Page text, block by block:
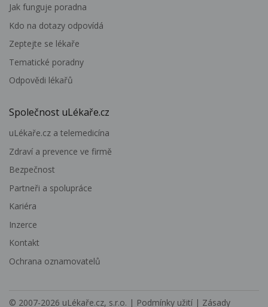
Jak funguje poradna
Kdo na dotazy odpovídá
Zeptejte se lékaře
Tematické poradny
Odpovědi lékařů
Společnost uLékaře.cz
uLékaře.cz a telemedicína
Zdraví a prevence ve firmě
Bezpečnost
Partneři a spolupráce
Kariéra
Inzerce
Kontakt
Ochrana oznamovatelů
© 2007-2026 uLékaře.cz, s.r.o. | Podmínky užití | Zásady